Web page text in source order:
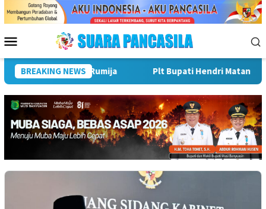
Menu
Mobile
BREAKING NEWS
Rumija Plt Bupati Hendri Matangkan Gebyar